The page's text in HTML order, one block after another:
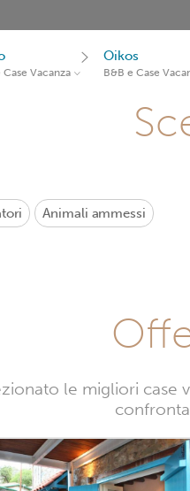
Case Vacanza
Oikos
B&B e Case
Animali ammessi
le migliori case